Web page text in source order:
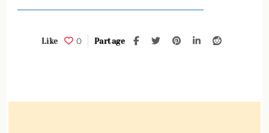
0
Like Partage